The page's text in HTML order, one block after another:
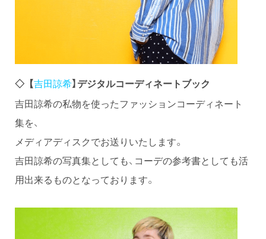
◇【吉田諒希】デジタルコーディネートブック
吉田諒希の私物を使ったファッションコーディネート
集を、
メディアディスクでお送りいたします。
吉田諒希の写真集としても、コーデの参考書としても活
用出来るものとなっております。